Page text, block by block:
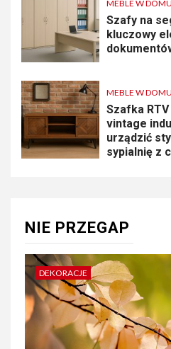
MEBLE W DOMU
Szafy na
kluczowy
MEBLE W DOMU
Szafka
vintage
urządzić
sypialnię z
NIE PRZEGAP
DEKORACJE